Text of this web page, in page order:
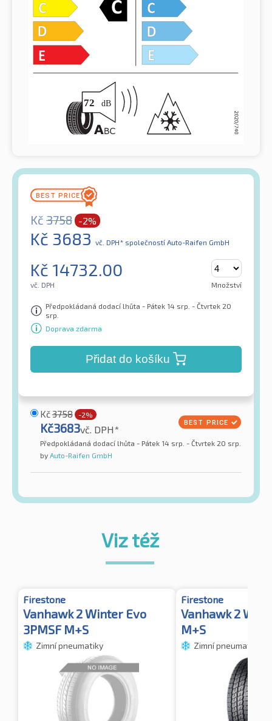
Kč 3758 -2%
Kč 3683 vč. DPH* společností Auto-Raifen GmbH
Kč 14732.00
vč. DPH Množství
Předpokládaná dodací lhůta - Pátek 14 srp. - Čtvrtek 20
srp.
Doprava zdarma
Přidat do košíku
Kč3758 -2%
Kč3683vč. DPH*
Předpokládaná dodací lhůta - Pátek 14 srp. - Čtvrtek 20 srp.
by Auto-Raifen GmbH
Viz též
Firestone
Vanhawk 2 Winter Evo
3PMSF M+S
Zimní pneumatiky
Firestone
Vanhawk 2
M+S
Zimní pneumatiky